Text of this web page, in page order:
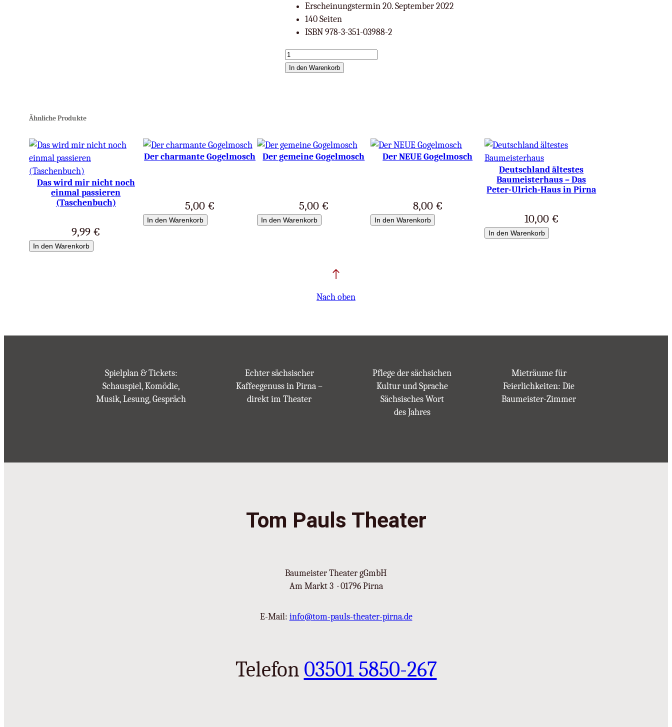
Erscheinungstermin 20. September 2022
140 Seiten
ISBN 978-3-351-03988-2
W
e
h
t
T
n
g
e
In den Warenkorb
Ähnliche Produkte
Das wird mir nicht noch
einmal passieren
(Taschenbuch)
9,99 €
In den Warenkorb
Der charmante Gogelmosch
5,00 €
In den Warenkorb
Der gemeine Gogelmosch
5,00 €
In den Warenkorb
Der NEUE Gogelmosch
8,00 €
In den Warenkorb
Deutschland ältestes
Baumeisterhaus – Das
Peter-Ulrich-Haus in Pirna
10,00 €
In den Warenkorb
Nach oben
Spielplan & Tickets:
Schauspiel, Komödie,
Musik, Lesung, Gespräch
Echter sächsischer
Kaffeegenuss in Pirna –
direkt im Theater
Pflege der sächsichen
Kultur und Sprache
Sächsisches Wort
des Jahres
Mieträume für
Feierlichkeiten: Die
Baumeister-Zimmer
Tom Pauls Theater
Baumeister Theater gGmbH
Am Markt 3 · 01796 Pirna
E-Mail: info@tom-pauls-theater-pirna.de
Telefon 03501 5850-267